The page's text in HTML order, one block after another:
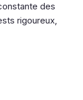
des
rigoureux,